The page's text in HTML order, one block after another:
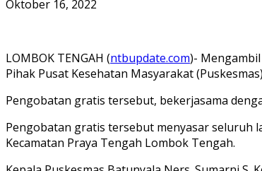
Oktober 16, 2022
LOMBOK TENGAH (ntbupdate.com)-
Pihak Pusat Kesehatan Masyarakat
Pengobatan gratis tersebut, bekerjasama
Pengobatan gratis tersebut menyasar seluruh
Kecamatan Praya Tengah Lombok Tengah.